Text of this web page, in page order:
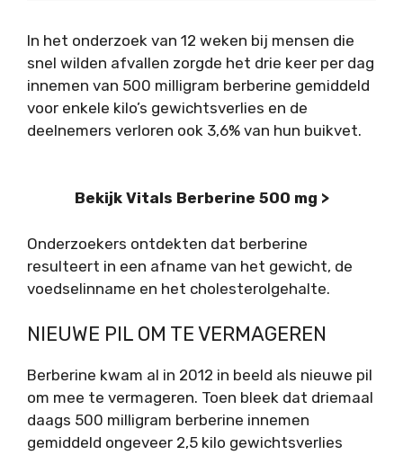
In het onderzoek van 12 weken bij mensen die
snel wilden afvallen zorgde het drie keer per dag
innemen van 500 milligram berberine gemiddeld
voor enkele kilo’s gewichtsverlies en de
deelnemers verloren ook 3,6% van hun buikvet.
Bekijk Vitals Berberine 500 mg >
Onderzoekers ontdekten dat berberine
resulteert in een afname van het gewicht, de
voedselinname en het cholesterolgehalte.
NIEUWE PIL OM TE VERMAGEREN
Berberine kwam al in 2012 in beeld als nieuwe pil
om mee te vermageren. Toen bleek dat driemaal
daags 500 milligram berberine innemen
gemiddeld ongeveer 2,5 kilo gewichtsverlies